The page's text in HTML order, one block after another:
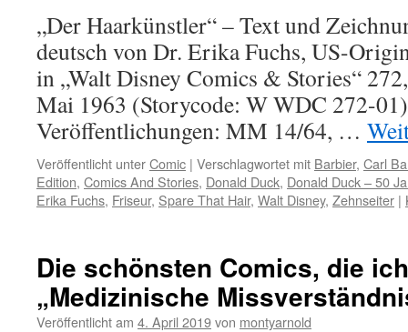
„Der Haarkünstler“ – Text und
deutsch von Dr. Erika Fuchs, US-
in „Walt Disney Comics & Stories“
Mai 1963 (Storycode: W WDC 272-
Veröffentlichungen: MM 14/64, …
Veröffentlicht unterComic | Verschlagwortet mit Barbier, Carl
Edition, Comics And Stories, Donald Duck, Donald Duck – 50
Erika Fuchs, Friseur, Spare That Hair, Walt Disney, Zehnseiter |
Die schönsten Comics, die
„Medizinische
Veröffentlicht am 4. April 2019von montyarnold